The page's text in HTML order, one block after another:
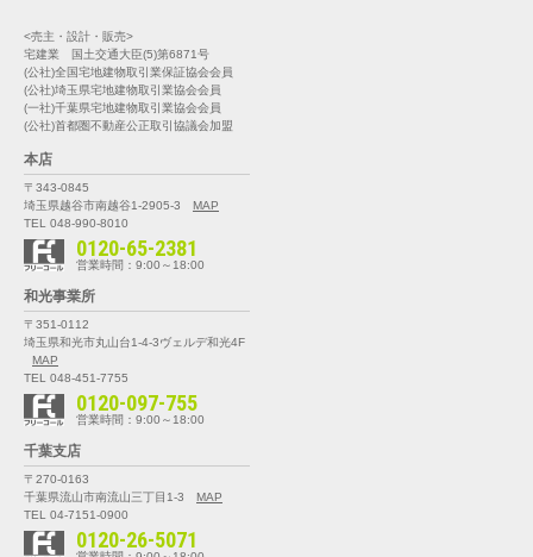
<売主・設計・販売>
宅建業 国土交通大臣(5)第6871号
(公社)全国宅地建物取引業保証協会会員
(公社)埼玉県宅地建物取引業協会会員
(一社)千葉県宅地建物取引業協会会員
(公社)首都圏不動産公正取引協議会加盟
本店
〒343-0845
埼玉県越谷市南越谷1-2905-3
MAP
TEL 048-990-8010
0120-65-2381
営業時間：9:00～18:00
和光事業所
〒351-0112
埼玉県和光市丸山台1-4-3ヴェルデ和光4F
MAP
TEL 048-451-7755
0120-097-755
営業時間：9:00～18:00
千葉支店
〒270-0163
千葉県流山市南流山三丁目1-3
MAP
TEL 04-7151-0900
0120-26-5071